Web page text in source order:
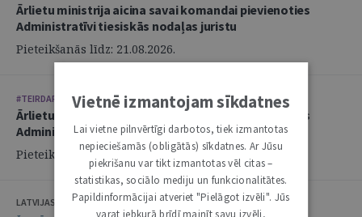
Ārlietu ministrija aicina savai komandai pievienoties
Administratīvi tiesiskās nodaļas juristu
Pieteikšanās līdz: 21.08.2026.
#TEIRDARBS
Ārlietu ministrija aicina savai komandai pievienoties
Administratīvi tiesiskās nodaļas juristu
Pieteikšanās līdz: 21.08.2026.
LATVIJAS ZVĒRINĀTU ADVOKĀTU PADOME
Vietnē izmantojam sīkdatnes
Lai vietne pilnvērtīgi darbotos, tiek izmantotas
nepieciešamās (obligātās) sīkdatnes. Ar Jūsu
piekrišanu var tikt izmantotas vēl citas –
statistikas, sociālo mediju un funkcionalitātes.
Papildinformācijai atveriet "Pielāgot izvēli". Jūs
varat jebkurā brīdī mainīt savu izvēli,